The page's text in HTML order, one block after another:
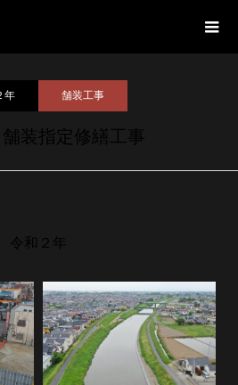
年 舗装工事
装指定修繕工事
令和２年